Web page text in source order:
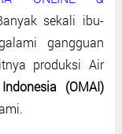
sekali ibu-
gangguan
produksi Air
(OMAI)